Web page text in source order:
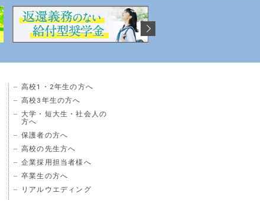
高校1・2年生の方へ
高校3年生の方へ
大学・短大生・社会人の
方へ
保護者の方へ
高校の先生方へ
企業採用担当者様へ
卒業生の方へ
リアルウエディング